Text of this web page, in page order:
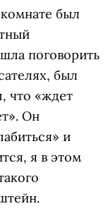
был
поговорить
был
что «ждет
Он
и
я в этом